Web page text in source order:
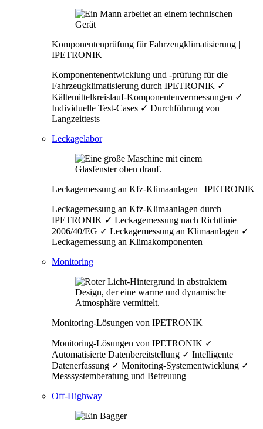
Komponentenprüfung für Fahrzeugklimatisierung |
IPETRONIK
Komponentenentwicklung und -prüfung für die
Fahrzeugklimatisierung durch IPETRONIK ✓
Kältemittelkreislauf-Komponentenvermessungen ✓
Individuelle Test-Cases ✓ Durchführung von
Langzeittests
Leckagelabor
Leckagemessung an Kfz-Klimaanlagen | IPETRONIK
Leckagemessung an Kfz-Klimaanlagen durch
IPETRONIK ✓ Leckagemessung nach Richtlinie
2006/40/EG ✓ Leckagemessung an Klimaanlagen ✓
Leckagemessung an Klimakomponenten
Monitoring
Monitoring-Lösungen von IPETRONIK
Monitoring-Lösungen von IPETRONIK ✓
Automatisierte Datenbereitstellung ✓ Intelligente
Datenerfassung ✓ Monitoring-Systementwicklung ✓
Messsystemberatung und Betreuung
Off-Highway